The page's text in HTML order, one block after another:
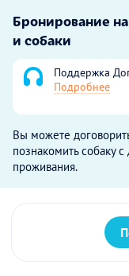
Бронирование
и собаки
Поддержка
Подробнее
Вы можете
познакомить собаку
проживания.